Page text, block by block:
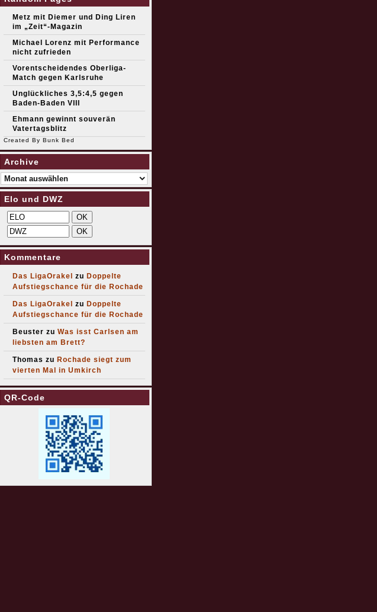
Metz mit Diemer und Ding Liren
im „Zeit“-Magazin
Michael Lorenz mit Performance
nicht zufrieden
Vorentscheidendes Oberliga-
Match gegen Karlsruhe
Unglückliches 3,5:4,5 gegen
Baden-Baden VIII
Ehmann gewinnt souverän
Vatertagsblitz
Created By Bunk Bed
Archive
Archive
Elo und DWZ
Kommentare
Das LigaOrakel zu Doppelte
Aufstiegschance für die Rochade
Das LigaOrakel zu Doppelte
Aufstiegschance für die Rochade
Beuster zu Was isst Carlsen am
liebsten am Brett?
Thomas zu Rochade siegt zum
vierten Mal in Umkirch
QR-Code